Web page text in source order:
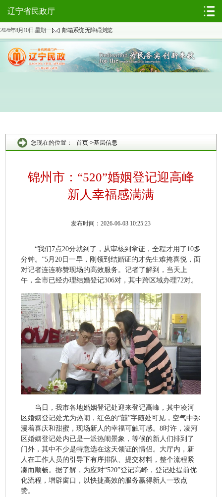
2026年8月10日 星期一 邮箱系统无障碍浏览
辽宁省民政厅
您现在的位置： 首页->基层信息
锦州市：“520”婚姻登记迎高峰
新人幸福感满满
发布时间：2026-06-03 10:25:23
“我们7点20分就到了，从审核到拿证，全程才用了10多
分钟。”5月20日一早，刚领到结婚证的才先生难掩喜悦，面
对记者连连称赞现场的高效服务。记者了解到，当天上
午，全市已经办理结婚登记306对，其中跨区域办理72对。
当日，我市各地婚姻登记处迎来登记高峰，其中凌河
区婚姻登记处尤为热闹，红色的“囍”字随处可见，空气中弥
漫着喜庆和甜蜜，现场新人的幸福可触可感。8时许，凌河
区婚姻登记处内已是一派热闹景象，等候的新人们排到了
门外，其中不少是特意选在这天领证的情侣。大厅内，新
人在工作人员的引导下有序排队、提交材料，整个流程紧
凑而顺畅。据了解，为应对“520”登记高峰，登记处提前优
化流程，增辟窗口，以快捷高效的服务赢得新人一致点
赞。